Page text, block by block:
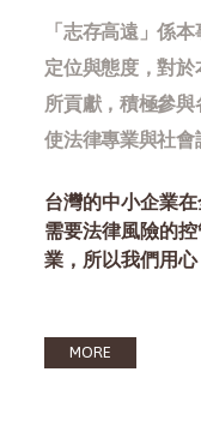
「志存高遠」係
定位與態度，對
所貢獻，積極參
使法律專業與社會
台灣的中小企業
需要法律風險的
業，所以我們用心
MORE